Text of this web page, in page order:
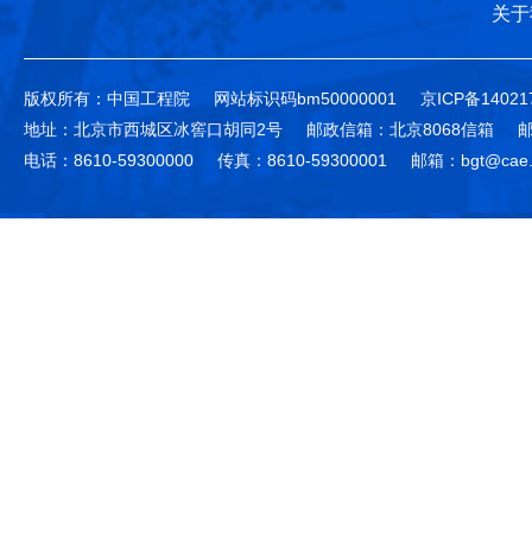
关
版权所有：中国工程院 网站标识码bm50000001
京ICP备
地址：北京市西城区冰窖口胡同2号
邮政信箱：北京8068信箱
电话：8610-59300000
传真：8610-59300001 邮箱：